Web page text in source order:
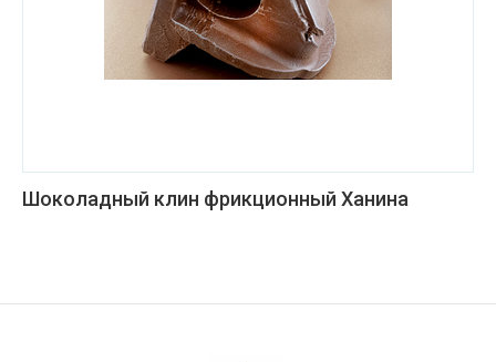
Шоколадный клин фрикционный Ханина